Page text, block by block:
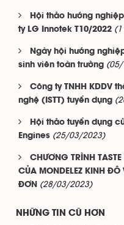
Hội thảo hướng
ty LG Innotek T10/2022
Ngày hội hướng
sinh viên toàn trường
Công ty TNHH KDDV
nghệ (ISTT) tuyển dụng
Hội thảo tuyển dụng
Engines (25/03/2023)
CHƯƠNG TRÌNH TASTE
CỦA MONDELEZ KINH
ĐƠN
(28/03/2023)
NHỮNG TIN CŨ HƠN